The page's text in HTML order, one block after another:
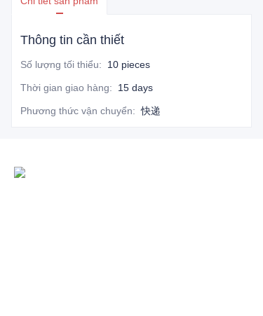
Thông tin cần thiết
Số lượng tối thiểu: 10 pieces
Thời gian giao hàng: 15 days
Phương thức vận chuyển: 快递